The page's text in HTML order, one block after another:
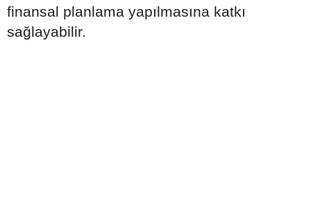
finansal planlama yapılmasına katkı
sağlayabilir.